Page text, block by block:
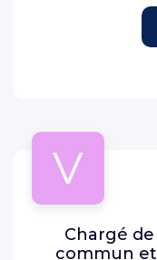
V
Chargé
commun et